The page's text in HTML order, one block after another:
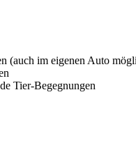
(auch im eigenen Auto
Tier-Begegnungen